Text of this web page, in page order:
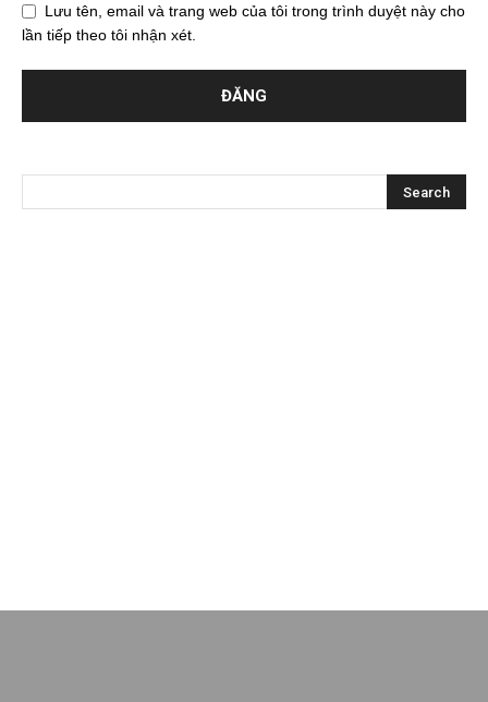
Lưu tên, email và trang web của tôi trong trình duyệt này cho
lần tiếp theo tôi nhận xét.